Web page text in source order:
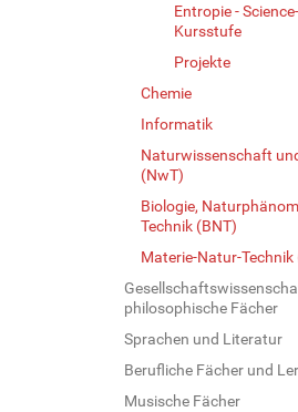
Entropie -
Kursstufe
Projekte
Chemie
Informatik
Naturwissenschaft
(NwT)
Biologie,
Technik (BNT)
Materie-Natur-Technik
philosophische Fächer
Sprachen und Literatur
Berufliche Fächer und
Musische Fächer